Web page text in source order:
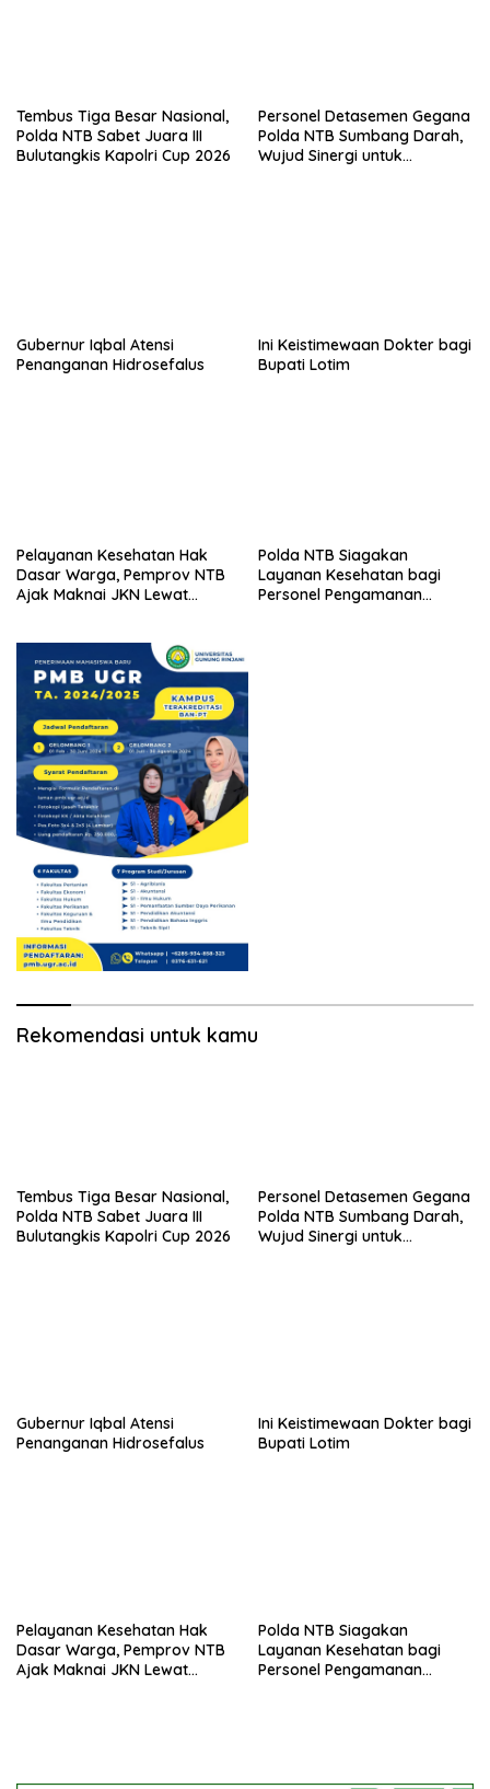
Tembus Tiga Besar Nasional,
Polda NTB Sabet Juara III
Bulutangkis Kapolri Cup 2026
Personel Detasemen Gegana
Polda NTB Sumbang Darah,
Wujud Sinergi untuk
Gubernur Iqbal Atensi
Penanganan Hidrosefalus
Ini Keistimewaan Dokter bagi
Bupati Lotim
Pelayanan Kesehatan Hak
Dasar Warga, Pemprov NTB
Ajak Maknai JKN Lewat
Polda NTB Siagakan
Layanan Kesehatan bagi
Personel Pengamanan
Rekomendasi untuk kamu
Tembus Tiga Besar Nasional,
Polda NTB Sabet Juara III
Bulutangkis Kapolri Cup 2026
Personel Detasemen Gegana
Polda NTB Sumbang Darah,
Wujud Sinergi untuk
Gubernur Iqbal Atensi
Penanganan Hidrosefalus
Ini Keistimewaan Dokter bagi
Bupati Lotim
Pelayanan Kesehatan Hak
Dasar Warga, Pemprov NTB
Ajak Maknai JKN Lewat
Polda NTB Siagakan
Layanan Kesehatan bagi
Personel Pengamanan